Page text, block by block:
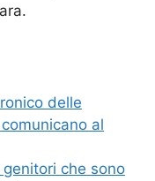
delle
al
che sono